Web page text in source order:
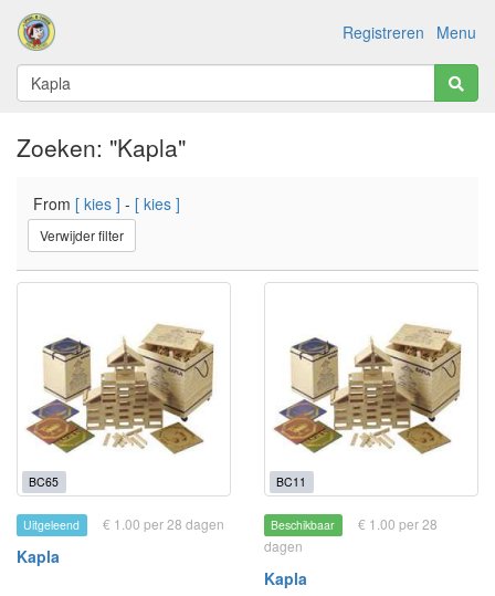
Menu
Registreren
Zoeken: "Kapla"
From [ kies ] - [ kies ]
Verwijder filter
BC65
Uitgeleend € 1.00 per 28 dagen
Kapla
BC11
Beschikbaar
€ 1.00 per 28
dagen
Kapla